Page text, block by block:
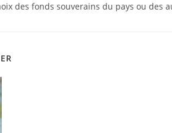
des fonds souverains du pays ou des